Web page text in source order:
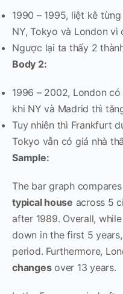
1990 – 1995, liệt kê
NY, Tokyo và London vì
Ngược lại ta thấy 2
Body 2:
1996 – 2002, London
khi NY và Madrid thì
Tuy nhiên thì Frankfurt
Tokyo vẫn có giá nhà
Sample:
The bar graph
typical house across 5
after 1989. Overall, while
down in the first 5
period. Furthermore,
changesover 13 years.